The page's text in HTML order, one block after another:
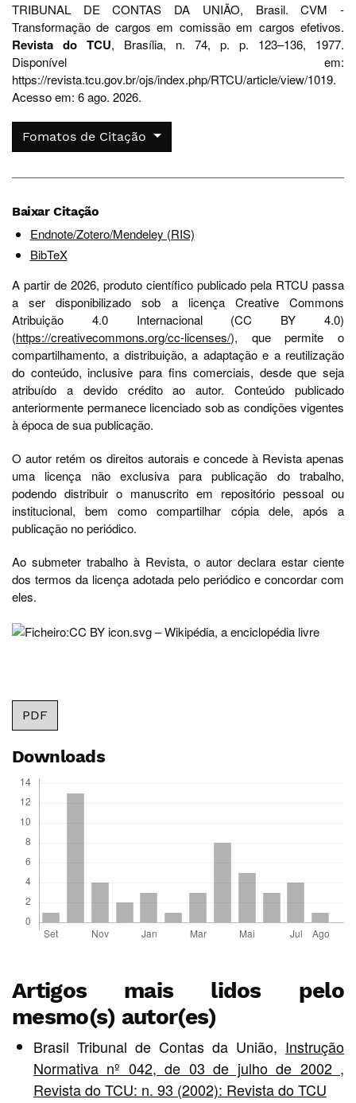
TRIBUNAL DE CONTAS DA UNIÃO, Brasil. CVM -
Transformação de cargos em comissão em cargos efetivos.
Revista do TCU, Brasília, n. 74, p. p. 123–136, 1977.
Disponível em:
https://revista.tcu.gov.br/ojs/index.php/RTCU/article/view/1019.
Acesso em: 6 ago. 2026.
Fomatos de Citação
Baixar Citação
Endnote/Zotero/Mendeley (RIS)
BibTeX
A partir de 2026, produto científico publicado pela RTCU passa
a ser disponibilizado sob a licença Creative Commons
Atribuição 4.0 Internacional (CC BY 4.0)
(https://creativecommons.org/cc-licenses/), que permite o
compartilhamento, a distribuição, a adaptação e a reutilização
do conteúdo, inclusive para fins comerciais, desde que seja
atribuído a devido crédito ao autor. Conteúdo publicado
anteriormente permanece licenciado sob as condições vigentes
à época de sua publicação.
O autor retém os direitos autorais e concede à Revista apenas
uma licença não exclusiva para publicação do trabalho,
podendo distribuir o manuscrito em repositório pessoal ou
institucional, bem como compartilhar cópia dele, após a
publicação no periódico.
Ao submeter trabalho à Revista, o autor declara estar ciente
dos termos da licença adotada pelo periódico e concordar com
eles.
PDF
Downloads
Artigos mais lidos pelo
mesmo(s) autor(es)
Brasil Tribunal de Contas da União, Instrução
Normativa nº 042, de 03 de julho de 2002 ,
Revista do TCU: n. 93 (2002): Revista do TCU